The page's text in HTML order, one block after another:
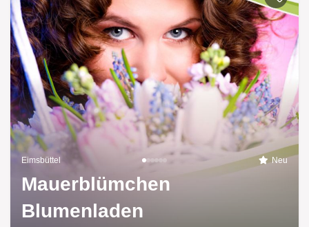
Eimsbüttel Neu
Mauerblümchen
Blumenladen